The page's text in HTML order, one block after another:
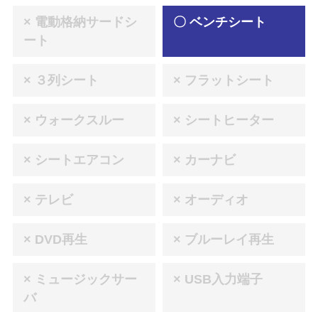
× 電動格納サードシ
ート
〇 ベンチシート
× ３列シート × フラットシート
× ウォークスルー × シートヒーター
× シートエアコン × カーナビ
× テレビ × オーディオ
× DVD再生 × ブルーレイ再生
× ミュージックサー
バ
× USB入力端子